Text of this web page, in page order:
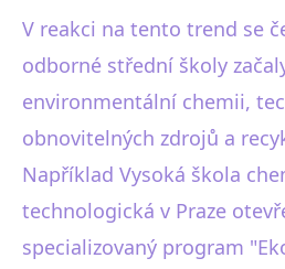
V reakci na tento trend se
odborné střední školy
environmentální chemii,
obnovitelných zdrojů a
Například Vysoká škola
technologická v Praze
specializovaný program